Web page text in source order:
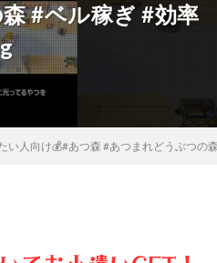
#ベル稼ぎ #効率
い人向け💰#あつ森 #あつまれどうぶつの